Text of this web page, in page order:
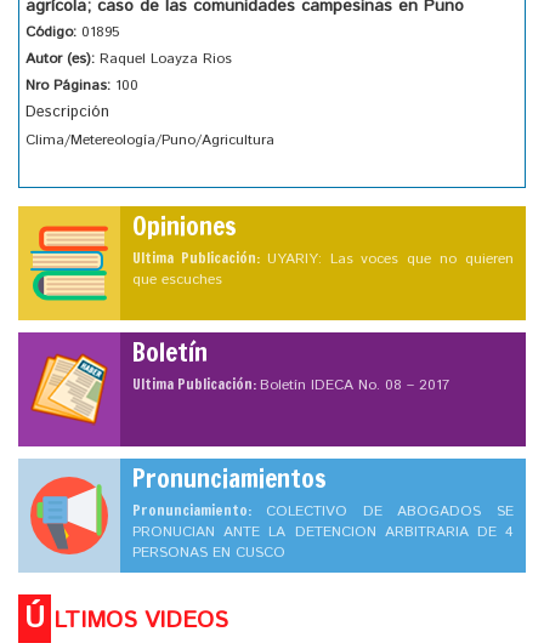
agrícola; caso de las comunidades campesinas en Puno
Código: 01895
Autor (es): Raquel Loayza Rios
Nro Páginas: 100
Descripción
Clima/Metereología/Puno/Agricultura
Opiniones
Ultima Publicación: UYARIY: Las voces que no quieren
que escuches
Boletín
Ultima Publicación:Boletín IDECA No. 08 – 2017
Pronunciamientos
Pronunciamiento: COLECTIVO DE ABOGADOS SE
PRONUCIAN ANTE LA DETENCION ARBITRARIA DE 4
PERSONAS EN CUSCO
Ú LTIMOS VIDEOS